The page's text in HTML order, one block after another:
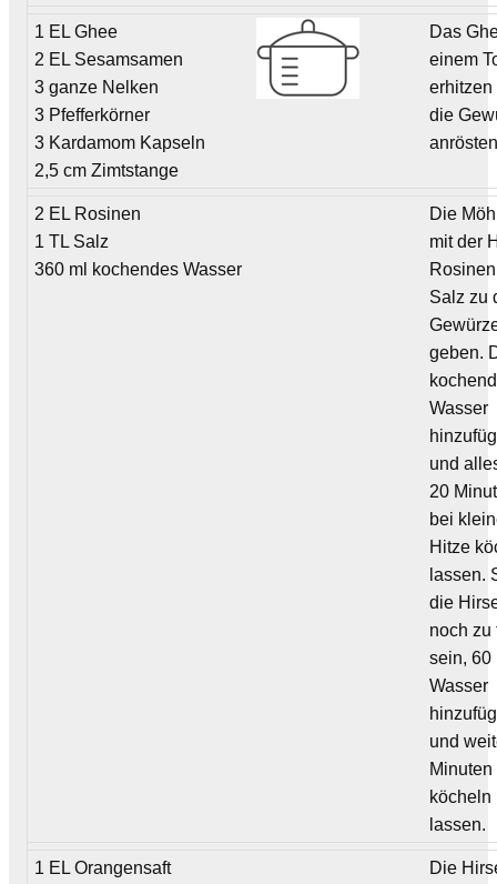
1 EL Ghee
2 EL Sesamsamen
3 ganze Nelken
3 Pfefferkörner
3 Kardamom Kapseln
2,5 cm Zimtstange
Das
einem
erhitzen
die
2 EL Rosinen
1 TL Salz
360 ml kochendes Wasser
Die
mit der
Salz zu
geben.
Wasser
und
20
bei
Hitze
lassen.
die
noch zu
sein, 60
Wasser
und
Minuten
köcheln
lassen.
1 EL Orangensaft
Die